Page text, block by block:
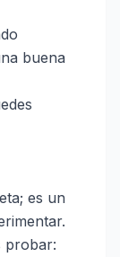
buena
es un
probar: